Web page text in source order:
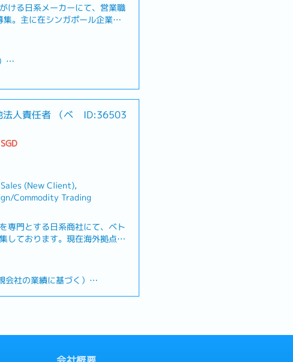
ける日系メーカーにて、営業職
集。主に在シンガポール企業を
いただきます。レポートライン
す。【 業務内容 】・クライア
品および新製品のご案内（英
日本／台湾のメーカーと日本語
のミーティングへの参加・日本
作成- クライアント・サプライ
計算、価格交渉- クライアン
法人責任者 （ベ
ID:36503
(New Client),
Commodity Trading
専門とする日系商社にて、ベト
しております。現在海外拠点を
任者は、ベトナム拠点の立ち上
事業運営や経営戦略の立案・実
経営知識に加えて、海外拠点で
業・マネジメントにも携わって
】- ベトナム拠点の立ち上
、法人営業の推進- 現地スタッ
社の業績に基づく）